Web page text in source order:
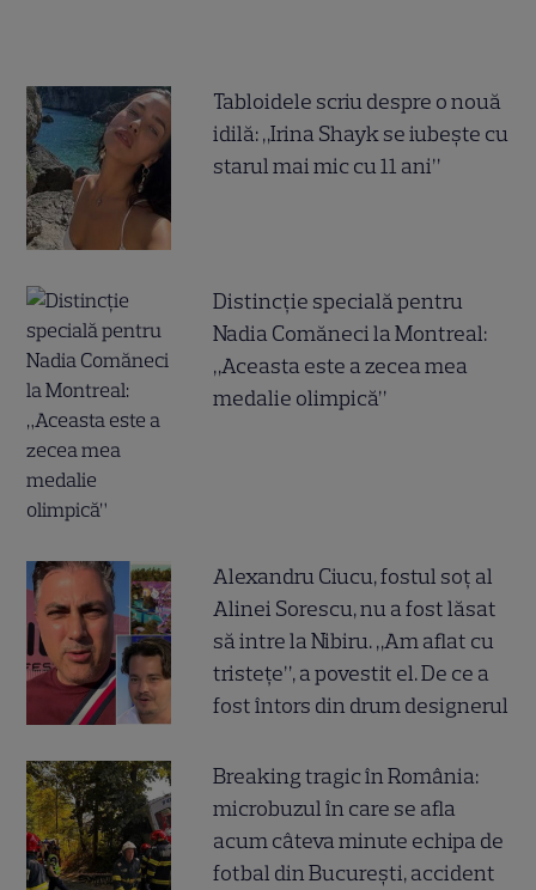
Tabloidele scriu despre o nouă
idilă: „Irina Shayk se iubește cu
starul mai mic cu 11 ani”
Distincție specială pentru
Nadia Comăneci la Montreal:
„Aceasta este a zecea mea
medalie olimpică”
Alexandru Ciucu, fostul soț al
Alinei Sorescu, nu a fost lăsat
să intre la Nibiru. „Am aflat cu
tristețe”, a povestit el. De ce a
fost întors din drum designerul
Breaking tragic în România:
microbuzul în care se afla
acum câteva minute echipa de
fotbal din București, accident